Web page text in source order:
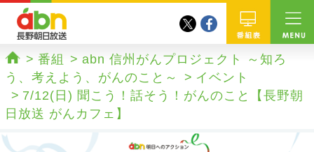
abn 長野朝日放送 番組
twitterfacebook
ホーム
番組
abn 信州がんプロジェクト ～知ろ
う、考えよう、がんのこと～
イベント
7/12(日) 聞こう！話そう！がんのこと【長野朝
日放送 がんカフェ】